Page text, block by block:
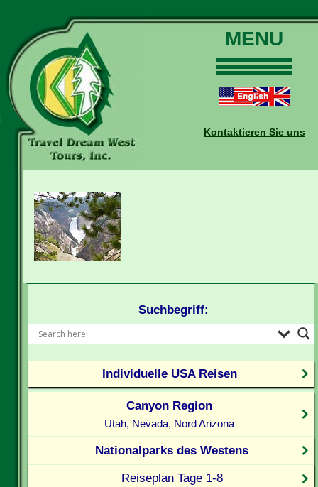
MENU
Touren
Daten und Preise
Buchungen
Kontaktieren Sie uns
Suchbegriff:
Individuelle USA Reisen
Canyon Region
Utah, Nevada, Nord Arizona
Nationalparks des Westens
Reiseplan Tage 1-8